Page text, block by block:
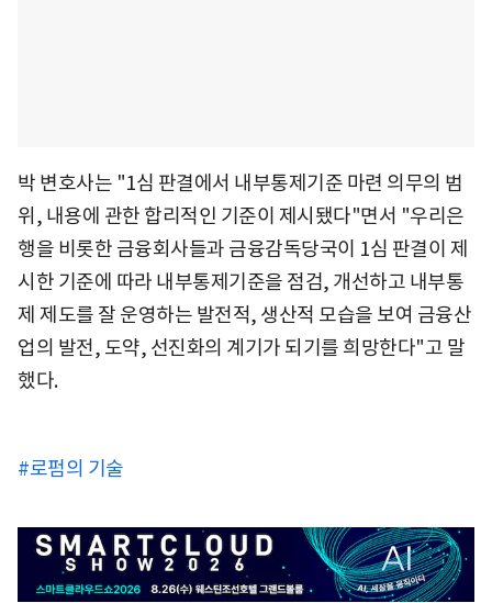
박 변호사는 "1심 판결에서 내부통제기준 마련 의무의 범
위, 내용에 관한 합리적인 기준이 제시됐다"면서 "우리은
행을 비롯한 금융회사들과 금융감독당국이 1심 판결이 제
시한 기준에 따라 내부통제기준을 점검, 개선하고 내부통
제 제도를 잘 운영하는 발전적, 생산적 모습을 보여 금융산
업의 발전, 도약, 선진화의 계기가 되기를 희망한다"고 말
했다.
#로펌의 기술